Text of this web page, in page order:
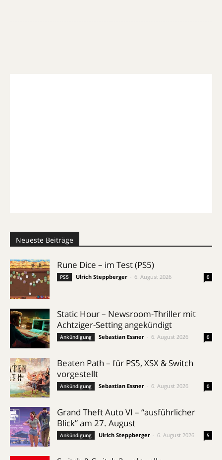
Neueste Beiträge
Rune Dice – im Test (PS5)
PS5 Ulrich Steppberger 6. August 2026 0
Static Hour – Newsroom-Thriller mit
Achtziger-Setting angekündigt
Ankündigung Sebastian Essner 6. August 2026 0
Beaten Path – für PS5, XSX & Switch
vorgestellt
Ankündigung Sebastian Essner 6. August 2026 0
Grand Theft Auto VI – “ausführlicher
Blick” am 27. August
Ankündigung Ulrich Steppberger 6. August 2026 5